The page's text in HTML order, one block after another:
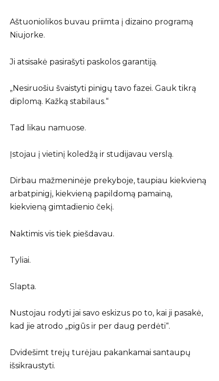
Aštuoniolikos buvau priimta į dizaino programą
Niujorke.
Ji atsisakė pasirašyti paskolos garantiją.
„Nesiruošiu švaistyti pinigų tavo fazei. Gauk tikrą
diplomą. Kažką stabilaus.“
Tad likau namuose.
Įstojau į vietinį koledžą ir studijavau verslą.
Dirbau mažmeninėje prekyboje, taupiau kiekvieną
arbatpinigį, kiekvieną papildomą pamainą,
kiekvieną gimtadienio čekį.
Naktimis vis tiek piešdavau.
Tyliai.
Slapta.
Nustojau rodyti jai savo eskizus po to, kai ji pasakė,
kad jie atrodo „pigūs ir per daug perdėti“.
Dvidešimt trejų turėjau pakankamai santaupų
išsikraustyti.